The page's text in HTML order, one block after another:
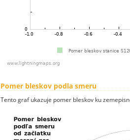
Pomer bleskov podla smeru
Tento graf ukazuje pomer bleskov ku